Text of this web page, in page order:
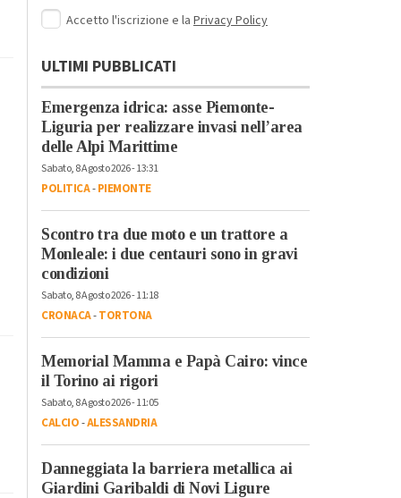
Accetto l'iscrizione e la Privacy Policy
ULTIMI PUBBLICATI
Emergenza idrica: asse Piemonte-
Liguria per realizzare invasi nell’area
delle Alpi Marittime
Sabato, 8 Agosto 2026 - 13:31
POLITICA-PIEMONTE
Scontro tra due moto e un trattore a
Monleale: i due centauri sono in gravi
condizioni
Sabato, 8 Agosto 2026 - 11:18
CRONACA-TORTONA
Memorial Mamma e Papà Cairo: vince
il Torino ai rigori
Sabato, 8 Agosto 2026 - 11:05
CALCIO-ALESSANDRIA
Danneggiata la barriera metallica ai
Giardini Garibaldi di Novi Ligure